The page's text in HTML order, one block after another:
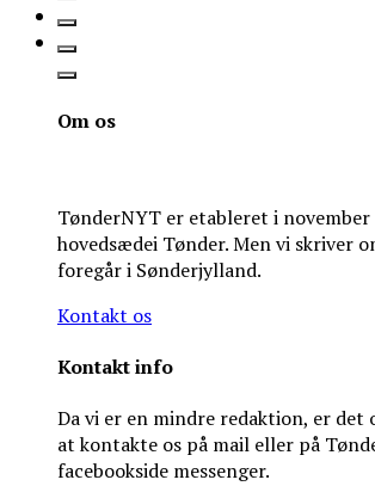
Om os
TønderNYT er etableret i november
hovedsædei Tønder. Men vi skriver
foregår i Sønderjylland.
Kontakt os
Kontakt info
Da vi er en mindre redaktion, er det
at kontakte os på mail eller på
facebookside messenger.